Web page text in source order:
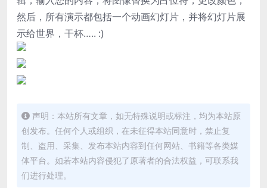
然后，所有演示都包括一个动画幻灯片，并将幻灯片展
示给世界，干杯….. :)
声明：本站所有文章，如无特殊说明或标注，均为本站原
创发布。任何个人或组织，在未征得本站同意时，禁止复
制、盗用、采集、发布本站内容到任何网站、书籍等各类媒
体平台。如若本站内容侵犯了原著者的合法权益，可联系我
们进行处理。